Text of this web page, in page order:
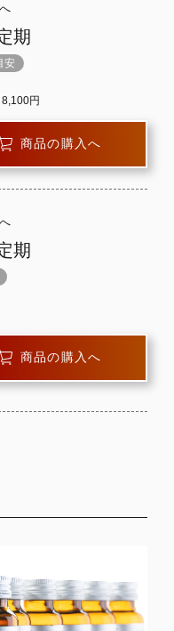
期
安
円
商品の購入へ
期
商品の購入へ